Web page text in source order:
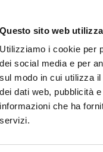
Questo sito web
Utilizziamo i cookie per
dei social media e per
sul modo in cui utilizza
dei dati web, pubblicità
informazioni che ha
servizi.